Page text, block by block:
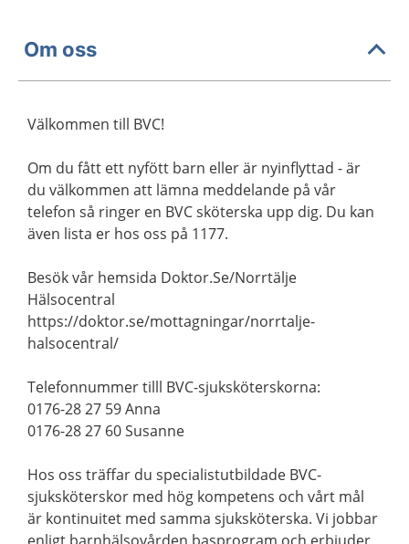
Om oss
Välkommen till BVC!
Om du fått ett nyfött barn eller är nyinflyttad - är
du välkommen att lämna meddelande på vår
telefon så ringer en BVC sköterska upp dig. Du kan
även lista er hos oss på 1177.
Besök vår hemsida Doktor.Se/Norrtälje
Hälsocentral
https://doktor.se/mottagningar/norrtalje-
halsocentral/
Telefonnummer tilll BVC-sjuksköterskorna:
0176-28 27 59 Anna
0176-28 27 60 Susanne
Hos oss träffar du specialistutbildade BVC-
sjuksköterskor med hög kompetens och vårt mål
är kontinuitet med samma sjuksköterska. Vi jobbar